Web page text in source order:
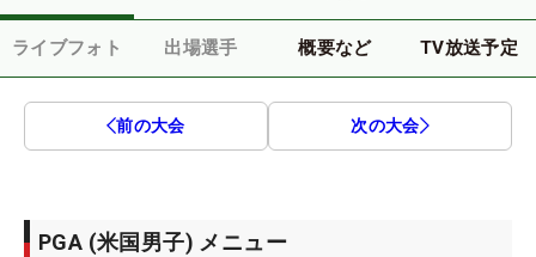
ライブフォト 出場選手 概要など TV放送予定
前の大会 次の大会
PGA (米国男子) メニュー